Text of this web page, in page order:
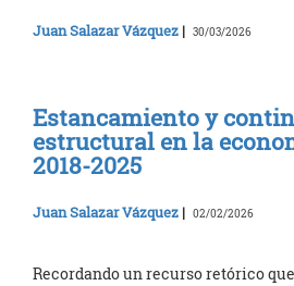
Juan Salazar Vázquez | 30/03/2026
Estancamiento y
estructural en la
2018-2025
Juan Salazar Vázquez | 02/02/2026
Recordando un recurso retórico